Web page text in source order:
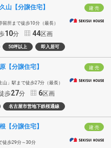
建 売
山【分譲住宅】
留所まで徒歩10分（最長）
10分 44区画
50坪以上 即入居可
建 売
【分譲住宅】
」駅まで徒歩27分（最長）
歩27分 6区画
名古屋市営地下鉄桜通線
建 売
【分譲住宅】
徒歩29分～30分